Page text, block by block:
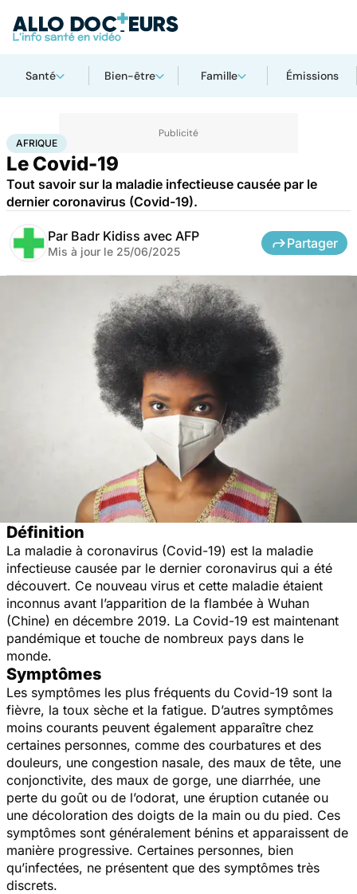
Santé Bien-être Famille Émissions
AccueilSanté Maladies infectieuses
AFRIQUE
Le Covid-19
Tout savoir sur la maladie infectieuse causée par le
dernier coronavirus (Covid-19).
Par Badr Kidiss avec AFP
Mis à jour le 25/06/2025
Partager
Définition
La maladie à coronavirus (Covid-19) est la maladie
infectieuse causée par le dernier coronavirus qui a été
découvert. Ce nouveau virus et cette maladie étaient
inconnus avant l’apparition de la flambée à Wuhan
(Chine) en décembre 2019. La Covid-19 est maintenant
pandémique et touche de nombreux pays dans le
monde.
Symptômes
Les symptômes les plus fréquents du Covid-19 sont la
fièvre, la toux sèche et la ‎fatigue. D’autres symptômes
moins courants ‎peuvent également apparaître chez
‎certaines personnes, comme des ‎courbatures et des
douleurs, une congestion ‎nasale, des maux de tête, une
conjonctivite, ‎des maux de gorge, une diarrhée, une
perte ‎du goût ou de l’odorat, une éruption ‎cutanée ou
une décoloration des doigts de la ‎main ou du pied. Ces
symptômes sont ‎généralement bénins et apparaissent de
‎manière progressive. Certaines personnes, ‎bien
qu’infectées, ne présentent que des ‎symptômes très
discrets.‎